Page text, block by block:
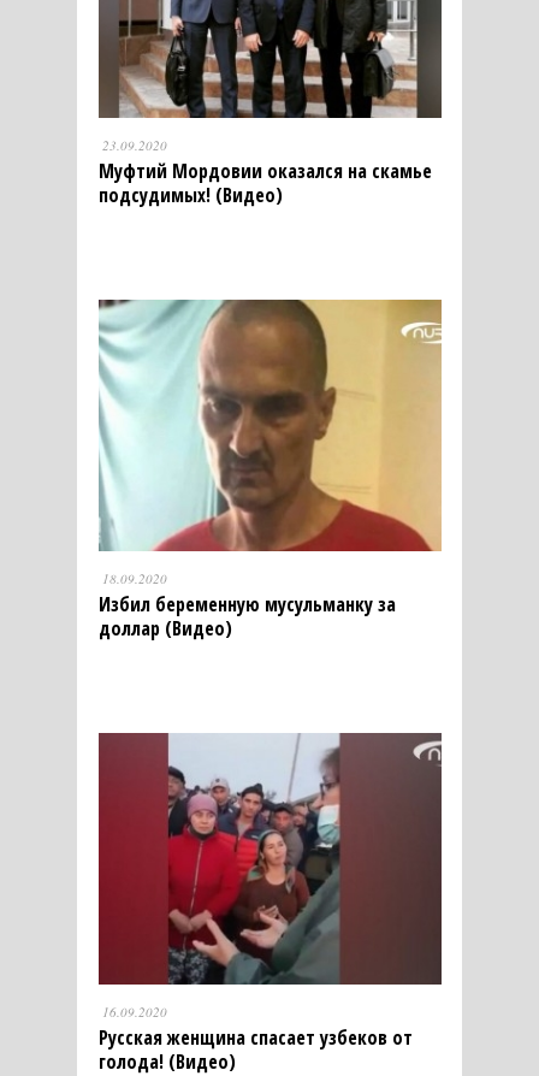
23.09.2020
Муфтий Мордовии оказался на скамье
подсудимых! (Видео)
18.09.2020
Избил беременную мусульманку за
доллар (Видео)
16.09.2020
Русская женщина спасает узбеков от
голода! (Видео)